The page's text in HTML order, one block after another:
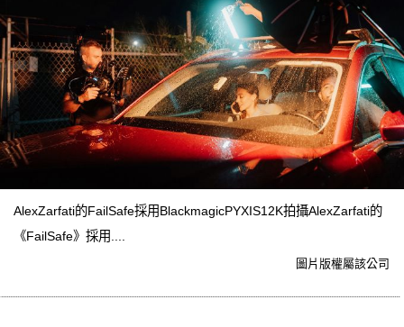
AlexZarfati的FailSafe採用BlackmagicPYXIS12K拍攝AlexZarfati的
《FailSafe》採用....
圖片版權屬該公司